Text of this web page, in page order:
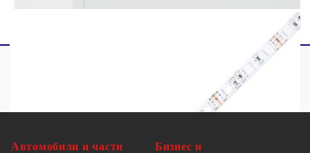
Автомобили и части
Бизнес и